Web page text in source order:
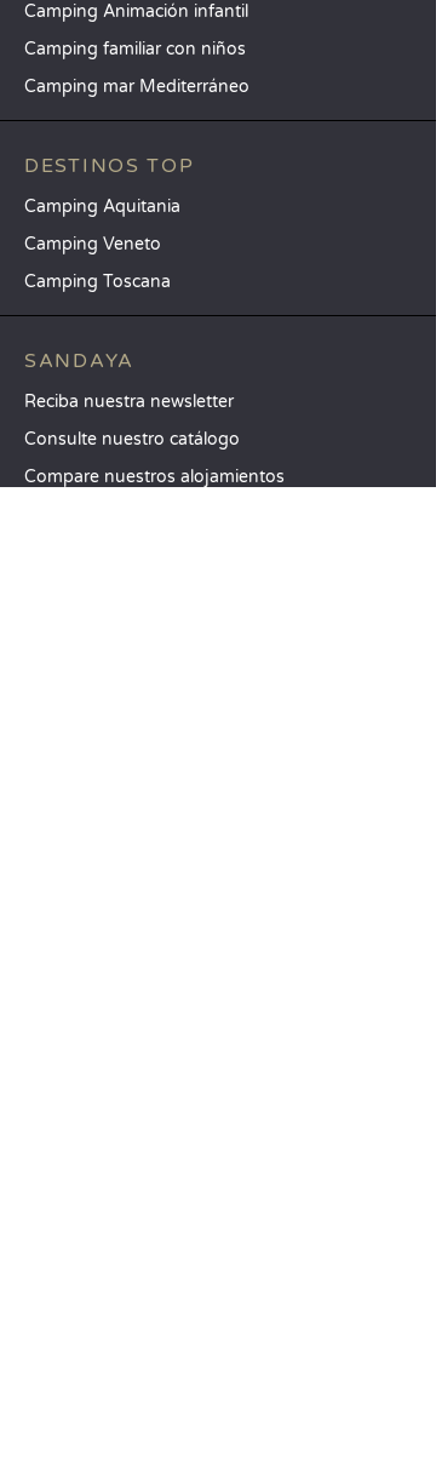
Camping Animación infantil
Camping familiar con niños
Camping mar Mediterráneo
DESTINOS TOP
Camping Aquitania
Camping Veneto
Camping Toscana
SANDAYA
Reciba nuestra newsletter
Consulte nuestro catálogo
Compare nuestros alojamientos